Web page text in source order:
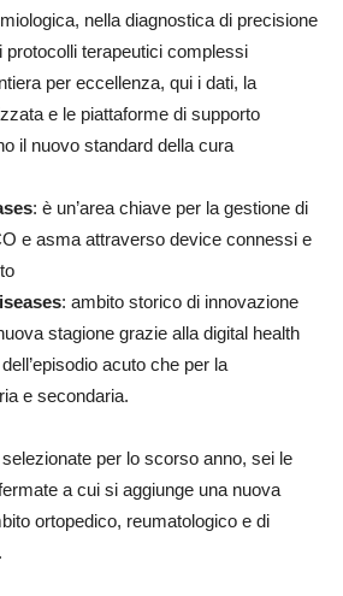
nella diagnostica di precisione
protocolli terapeutici complessi
per eccellenza, qui i dati, la
e le piattaforme di supporto
il nuovo standard della cura
: è un’area chiave per la gestione di
e asma attraverso device connessi e
: ambito storico di innovazione
stagione grazie alla digital health
acuto che per la
e secondaria.
per lo scorso anno, sei le
a cui si aggiunge una nuova
ortopedico, reumatologico e di